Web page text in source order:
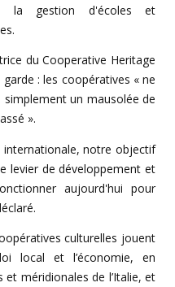
la gestion d'écoles et
du Cooperative Heritage
: les coopératives « ne
un mausolée de
».
internationale, notre objectif
levier de développement et
aujourd'hui pour
culturelles jouent
local et l’économie, en
méridionales de l’Italie, et